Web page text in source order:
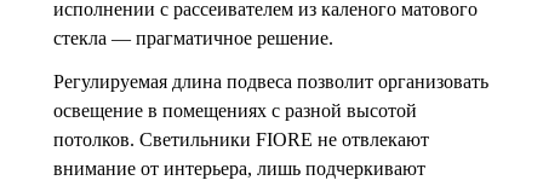
исполнении с рассеивателем из каленого матового
стекла — прагматичное решение.
Регулируемая длина подвеса позволит организовать
освещение в помещениях с разной высотой
потолков. Светильники FIORE не отвлекают
внимание от интерьера, лишь подчеркивают